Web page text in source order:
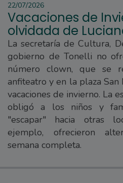
22/07/2026
Vacaciones de
olvidada de
La secretaría de Cultura,
gobierno de Tonelli no
número clown, que se
anfiteatro y en la plaza San
vacaciones de invierno. La
obligó a los niños y
"escapar" hacia otras
ejemplo, ofrecieron
semana completa.